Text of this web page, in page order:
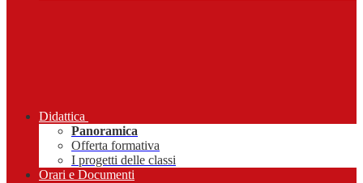
Didattica
Panoramica
Offerta formativa
I progetti delle classi
Orari e Documenti